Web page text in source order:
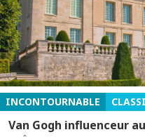
INCONTOURNABLE
Van Gogh influenceur